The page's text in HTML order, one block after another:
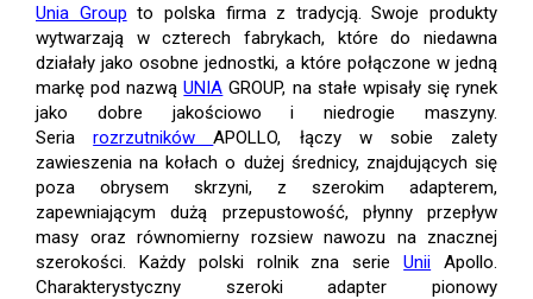
Unia Group to polska firma z tradycją. Swoje produkty
wytwarzają w czterech fabrykach, które do niedawna
działały jako osobne jednostki, a które połączone w jedną
markę pod nazwąUNIA GROUP, na stałe wpisały się rynek
jako dobre jakościowo i niedrogie maszyny.
SeriarozrzutnikówAPOLLO, łączy w sobie zalety
zawieszenia na kołach o dużej średnicy, znajdujących się
poza obrysem skrzyni, z szerokim adapterem,
zapewniającym dużą przepustowość, płynny przepływ
masy oraz równomierny rozsiew nawozu na znacznej
szerokości. Każdy polski rolnik zna serieUnii Apollo.
Charakterystyczny szeroki adapter pionowy